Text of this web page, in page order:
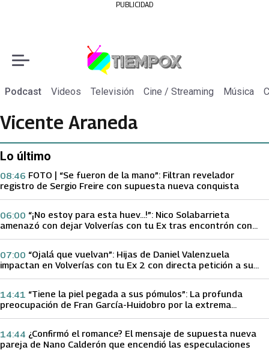
PUBLICIDAD
Podcast Videos Televisión Cine / Streaming Música
Vicente Araneda
Lo último
FOTO | “Se fueron de la mano”: Filtran revelador
registro de Sergio Freire con supuesta nueva conquista
08:46
“¡No estoy para esta huev…!”: Nico Solabarrieta
amenazó con dejar Volverías con tu Ex tras encontrón con
06:00
“Ojalá que vuelvan”: Hijas de Daniel Valenzuela
impactan en Volverías con tu Ex 2 con directa petición a su
07:00
“Tiene la piel pegada a sus pómulos”: La profunda
preocupación de Fran García-Huidobro por la extrema
14:41
¿Confirmó el romance? El mensaje de supuesta nueva
pareja de Nano Calderón que encendió las especulaciones
14:44